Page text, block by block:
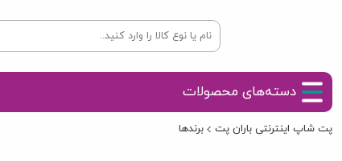
دسته‌های محصولات
پت شاپ اینترنتی باران پت برندها